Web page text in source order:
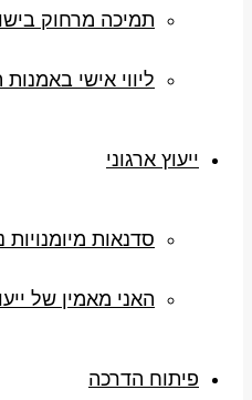
תמיכה מרחוק
ליווי אישי
ייעוץ ארגוני
סדנאות מיומנויות
האני מאמין של
פיתוח הדרכה